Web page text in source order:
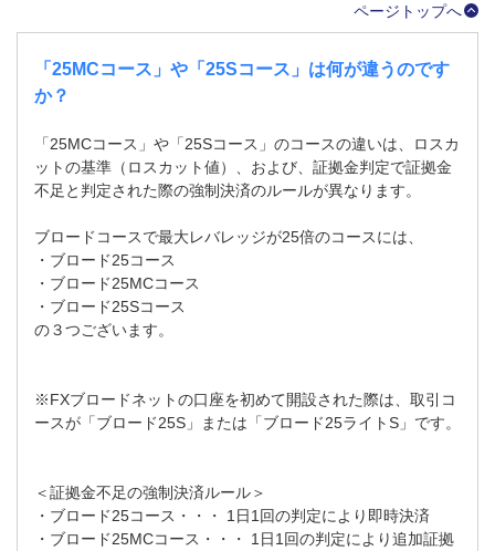
ページトップへ
「25MCコース」や「25Sコース」は何が違うのです
か？
「25MCコース」や「25Sコース」のコースの違いは、ロスカ
ットの基準（ロスカット値）、および、証拠金判定で証拠金
不足と判定された際の強制決済のルールが異なります。
ブロードコースで最大レバレッジが25倍のコースには、
・ブロード25コース
・ブロード25MCコース
・ブロード25Sコース
の３つございます。
※FXブロードネットの口座を初めて開設された際は、取引コ
ースが「ブロード25S」または「ブロード25ライトS」です。
＜証拠金不足の強制決済ルール＞
・ブロード25コース・・・ 1日1回の判定により即時決済
・ブロード25MCコース・・・ 1日1回の判定により追加証拠